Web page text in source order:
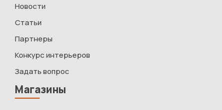
Новости
Статьи
Партнеры
Конкурс интерьеров
Задать вопрос
Магазины